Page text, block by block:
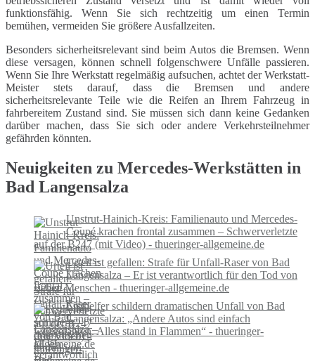
funktionsfähig. Wenn Sie sich rechtzeitig um einen Termin
bemühen, vermeiden Sie größere Ausfallzeiten.
Besonders sicherheitsrelevant sind beim Autos die Bremsen. Wenn
diese versagen, können schnell folgenschwere Unfälle passieren.
Wenn Sie Ihre Werkstatt regelmäßig aufsuchen, achtet der Werkstatt-
Meister stets darauf, dass die Bremsen und andere
sicherheitsrelevante Teile wie die Reifen an Ihrem Fahrzeug in
fahrbereitem Zustand sind. Sie müssen sich dann keine Gedanken
darüber machen, dass Sie sich oder andere Verkehrsteilnehmer
gefährden könnten.
Neuigkeiten zu Mercedes-Werkstätten in
Bad Langensalza
Unstrut-Hainich-Kreis: Familienauto und Mercedes-
Coupé krachen frontal zusammen – Schwerverletzte
auf der B247 (mit Video) - thueringer-allgemeine.de
Urteil ist gefallen: Strafe für Unfall-Raser von Bad
Langensalza – Er ist verantwortlich für den Tod von
sieben Menschen - thueringer-allgemeine.de
Ersthelfer schildern dramatischen Unfall von Bad
Langensalza: „Andere Autos sind einfach
weggefahren. Alles stand in Flammen“ - thueringer-
allgemeine.de